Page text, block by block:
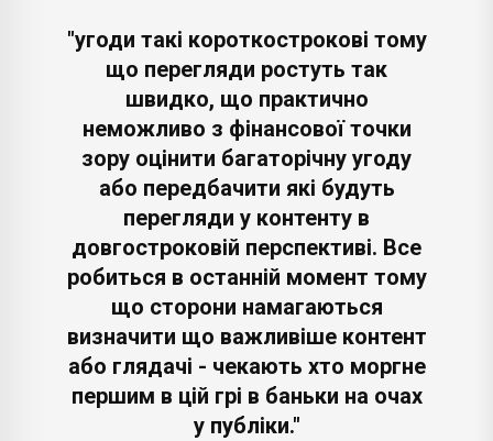
"угоди такі короткострокові тому
що перегляди ростуть так
швидко, що практично
неможливо з фінансової точки
зору оцінити багаторічну угоду
або передбачити які будуть
перегляди у контенту в
довгостроковій перспективі. Все
робиться в останній момент тому
що сторони намагаються
визначити що важливіше контент
або глядачі - чекають хто моргне
першим в цій грі в баньки на очах
у публіки."